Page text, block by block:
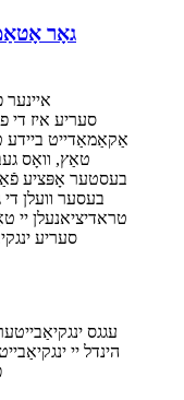
גאָר
איינער
אַקאַמאַדייט ביידע
טאַץ, וואָס
בעסטער אָפּציע
בעסער וועלן די
טראדיציאנעלן יי